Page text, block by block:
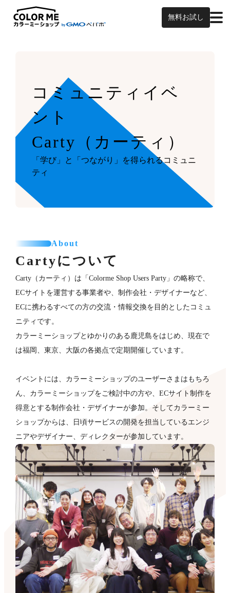
無料お試し
コミュニティイベ
ント
Carty（カーティ）
「学び」と「つながり」を得られるコミュニ
ティ
About
Cartyについて
Carty（カーティ）は「Colorme Shop Users Party」の略称で、
ECサイトを運営する事業者や、制作会社・デザイナーなど、
ECに携わるすべての方の交流・情報交換を目的としたコミュ
ニティです。
カラーミーショップとゆかりのある鹿児島をはじめ、現在で
は福岡、東京、大阪の各拠点で定期開催しています。
イベントには、カラーミーショップのユーザーさまはもちろ
ん、カラーミーショップをご検討中の方や、ECサイト制作を
得意とする制作会社・デザイナーが​参加。そしてカラーミー
ショップからは、日頃サービスの開発を担当しているエンジ
ニアやデザイナー、ディレクターが参加していま​す。